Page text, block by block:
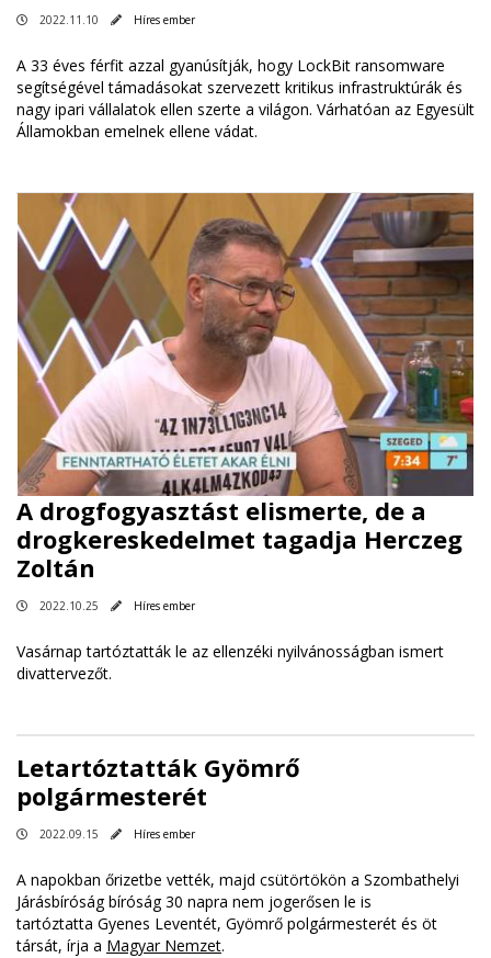
2022.11.10 Híres ember
A 33 éves férfit azzal gyanúsítják, hogy LockBit ransomware
segítségével támadásokat szervezett kritikus infrastruktúrák és
nagy ipari vállalatok ellen szerte a világon. Várhatóan az Egyesült
Államokban emelnek ellene vádat.
A drogfogyasztást elismerte, de a
drogkereskedelmet tagadja Herczeg
Zoltán
2022.10.25 Híres ember
Vasárnap tartóztatták le az ellenzéki nyilvánosságban ismert
divattervezőt.
Letartóztatták Gyömrő
polgármesterét
2022.09.15 Híres ember
A napokban őrizetbe vették, majd csütörtökön a Szombathelyi
Járásbíróság bíróság 30 napra nem jogerősen le is
tartóztatta Gyenes Leventét, Gyömrő polgármesterét és öt
társát, írja a Magyar Nemzet.